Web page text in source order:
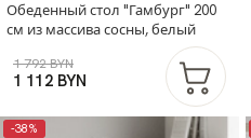
Обеденный стол "Гамбург" 200
см из массива сосны, белый
1 792 BYN
1 112 BYN
-38%